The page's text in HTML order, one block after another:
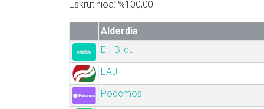
Eskrutinioa: %100,00
Alderdia
EH Bildu
EAJ
Podemos